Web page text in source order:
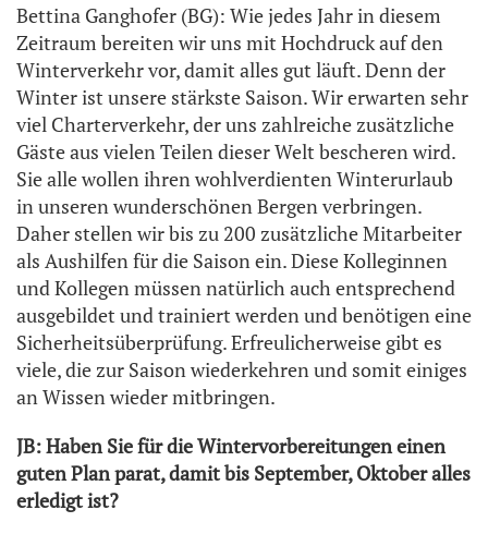
Bettina Ganghofer (BG): Wie jedes Jahr in diesem
Zeitraum bereiten wir uns mit Hochdruck auf den
Winterverkehr vor, damit alles gut läuft. Denn der
Winter ist unsere stärkste Saison. Wir erwarten sehr
viel Charterverkehr, der uns zahlreiche zusätzliche
Gäste aus vielen Teilen dieser Welt bescheren wird.
Sie alle wollen ihren wohlverdienten Winterurlaub
in unseren wunderschönen Bergen verbringen.
Daher stellen wir bis zu 200 zusätzliche Mitarbeiter
als Aushilfen für die Saison ein. Diese Kolleginnen
und Kollegen müssen natürlich auch entsprechend
ausgebildet und trainiert werden und benötigen eine
Sicherheitsüberprüfung. Erfreulicherweise gibt es
viele, die zur Saison wiederkehren und somit einiges
an Wissen wieder mitbringen.
JB: Haben Sie für die Wintervorbereitungen einen
guten Plan parat, damit bis September, Oktober alles
erledigt ist?